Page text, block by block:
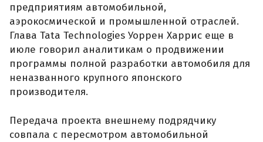
предприятиям автомобильной,
аэрокосмической и промышленной отраслей.
Глава Tata Technologies Уоррен Харрис еще в
июле говорил аналитикам о продвижении
программы полной разработки автомобиля для
неназванного крупного японского
производителя.
Передача проекта внешнему подрядчику
совпала с пересмотром автомобильной